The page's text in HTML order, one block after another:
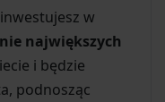
w
największych
i będzie
podnosząc